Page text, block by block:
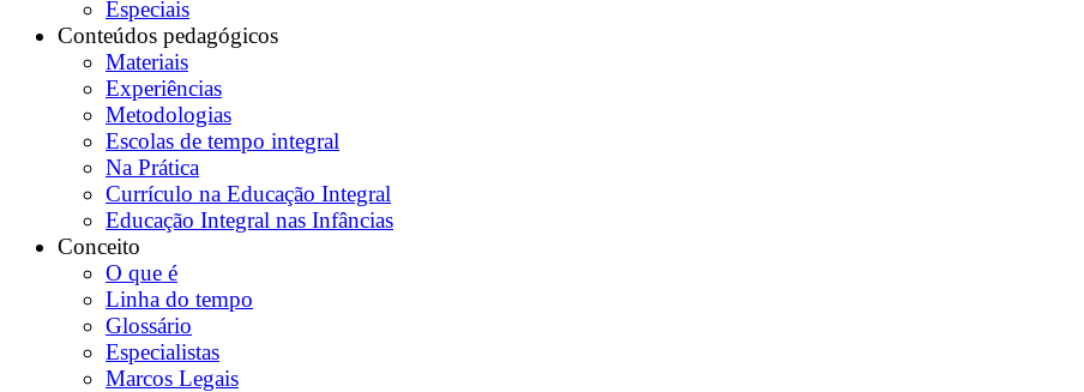
Especiais
Conteúdos pedagógicos
Materiais
Experiências
Metodologias
Escolas de tempo integral
Na Prática
Currículo na Educação Integral
Educação Integral nas Infâncias
Conceito
O que é
Linha do tempo
Glossário
Especialistas
Marcos Legais